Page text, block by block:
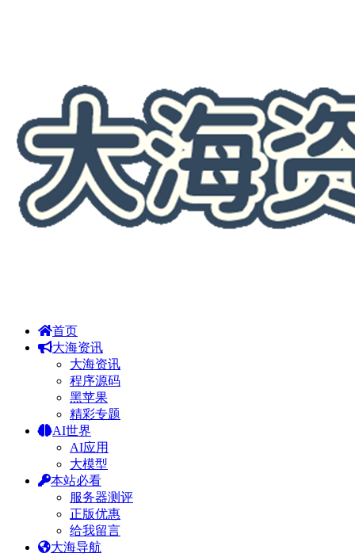
首页
大海资讯
大海资讯
程序源码
黑苹果
精彩专题
AI世界
AI应用
大模型
本站必看
服务器测评
正版优惠
给我留言
大海导航